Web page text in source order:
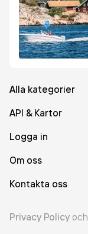
Alla kategorier
API & Kartor
Logga in
Om oss
Kontakta oss
Privacy Policy och